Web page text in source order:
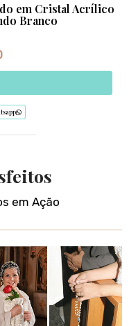
em Cristal Acrílico
Branco
em Ação